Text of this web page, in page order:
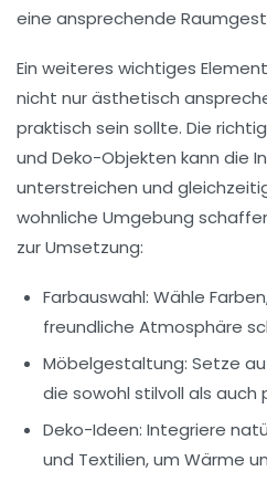
eine ansprechende
Ein weiteres wichtiges
nicht nur ästhetisch
praktisch sein sollte. Die
und Deko-Objekten kann die
unterstreichen und
wohnliche Umgebung
zur Umsetzung:
Farbauswahl: Wähle
freundliche Atmosphäre
Möbelgestaltung: Setze
die sowohl stilvoll als auch
Deko-Ideen: Integriere
und Textilien, um Wärme